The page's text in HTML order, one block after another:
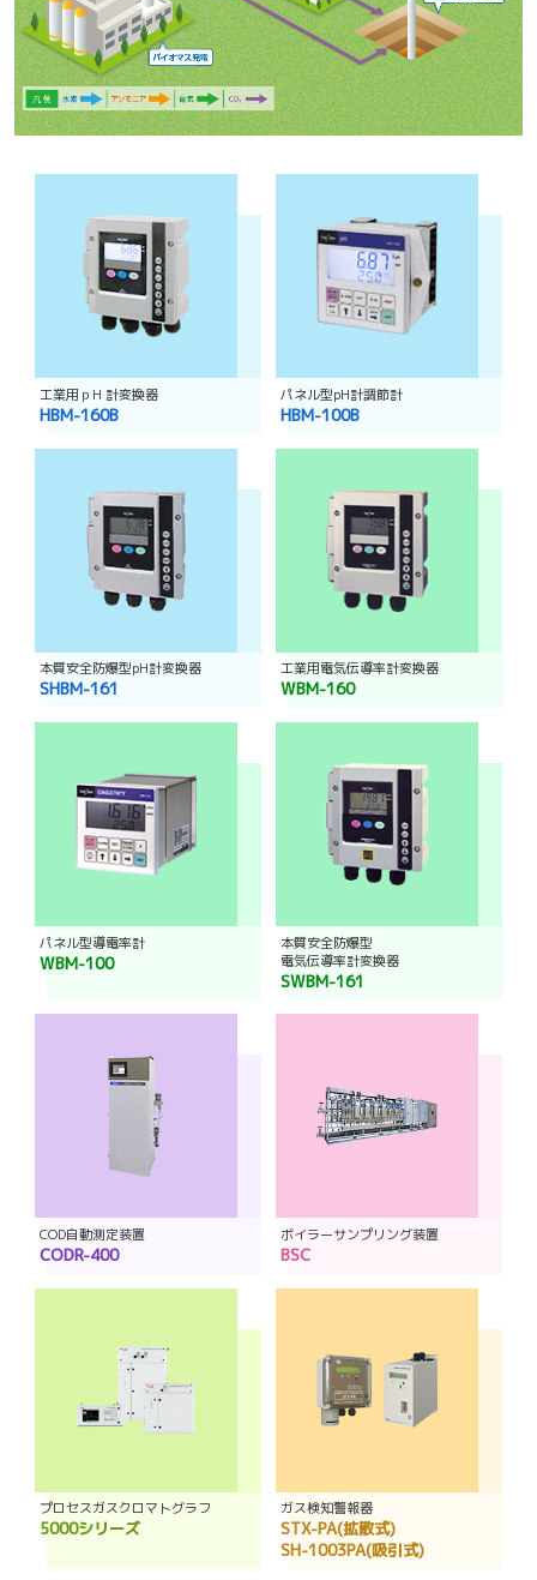
工業用ｐH 計変換器
HBM-160B
パネル型pH計調節計
HBM-100B
本質安全防爆型pH計変換器
SHBM-161
工業用電気伝導率計変換器
WBM-160
パネル型導電率計
WBM-100
本質安全防爆型
電気伝導率計変換器
SWBM-161
COD自動測定装置
CODR-400
ボイラーサンプリング装置
BSC
プロセスガスクロマトグラフ
5000シリーズ
ガス検知警報器
STX-PA(拡散式)
SH-1003PA(吸引式)